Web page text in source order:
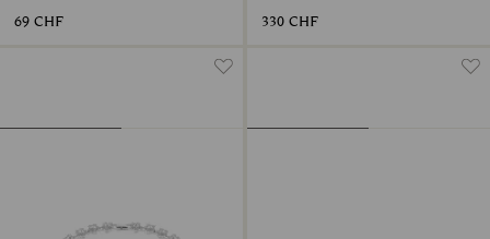
69 CHF 330 CHF